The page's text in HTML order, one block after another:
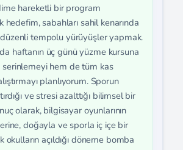
hareketli bir program
hedefim, sabahları sahil kenarında
tempolu yürüyüşler yapmak.
haftanın üç günü yüzme kursuna
hem de tüm kas
planlıyorum. Sporun
ve stresi azalttığı bilimsel bir
olarak, bilgisayar oyunlarının
doğayla ve sporla iç içe bir
okulların açıldığı döneme bomba